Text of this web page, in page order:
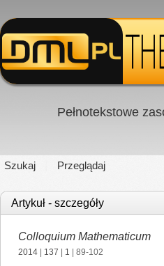
Pełnotekstowe
Szukaj Przeglądaj
Artykuł - szczegóły
Colloquium Mathematicum
2014 137 1 | 89-102